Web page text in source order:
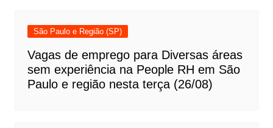
São Paulo e Região (SP)
Vagas de emprego para Diversas áreas
sem experiência na People RH em São
Paulo e região nesta terça (26/08)